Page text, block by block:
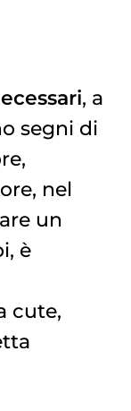
, a
segni di
nel
un
è
cute,